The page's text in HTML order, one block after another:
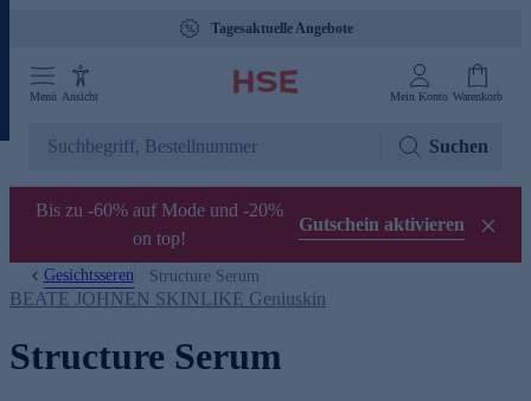
Tagesaktuelle Angebote
Menü Ansicht Mein Konto Warenkorb
Suchen
Bis zu -60% auf Mode und -20%
on top!
Gutschein aktivieren
Gesichtsseren Structure Serum
BEATE JOHNEN SKINLIKE Geniuskin
Structure Serum